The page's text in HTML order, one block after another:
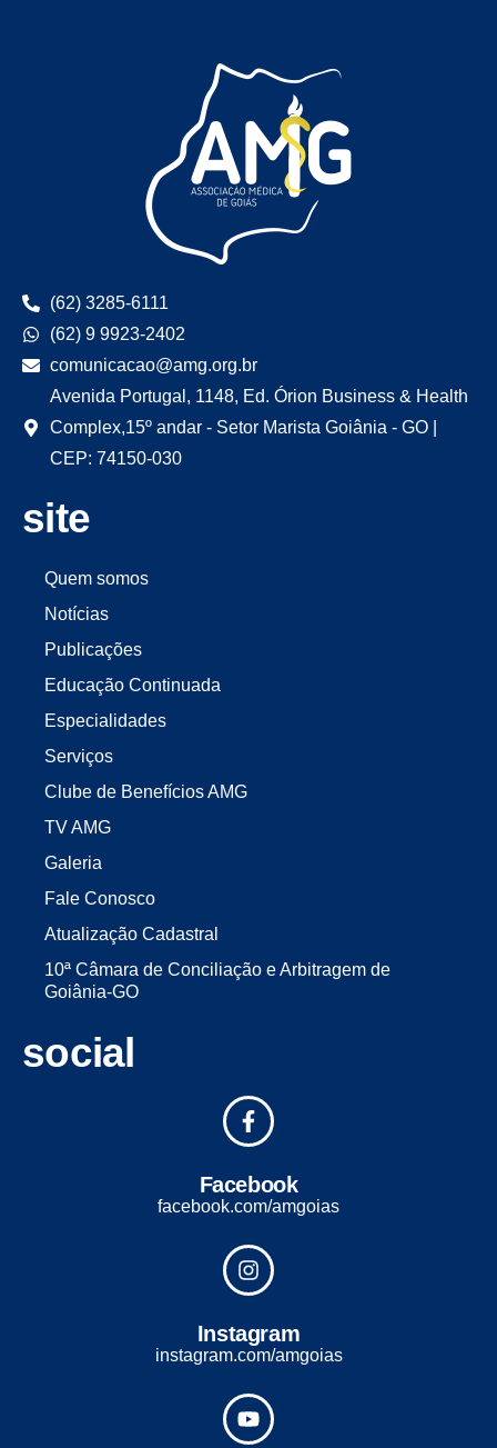
(62) 3285-6111
(62) 9 9923-2402
comunicacao@amg.org.br
Avenida Portugal, 1148, Ed. Órion Business & Health
Complex,15º andar - Setor Marista Goiânia - GO |
CEP: 74150-030
site
Quem somos
Notícias
Publicações
Educação Continuada
Especialidades
Serviços
Clube de Benefícios AMG
TV AMG
Galeria
Fale Conosco
Atualização Cadastral
10ª Câmara de Conciliação e Arbitragem de
Goiânia-GO
social
Facebook
facebook.com/amgoias
Instagram
instagram.com/amgoias